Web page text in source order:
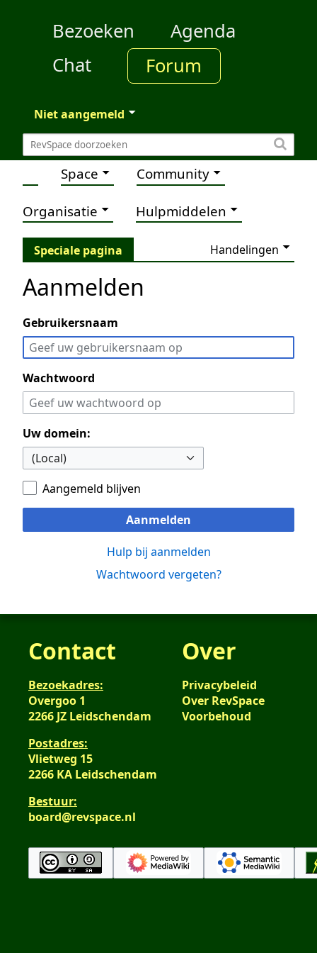
Bezoeken
Agenda
Chat
Forum
Niet aangemeld
Space Community
Organisatie Hulpmiddelen
Speciale pagina Handelingen
Aanmelden
Gebruikersnaam
Wachtwoord
Uw domein:
Aangemeld blijven
Aanmelden
Hulp bij aanmelden
Wachtwoord vergeten?
Contact
Bezoekadres:
Overgoo 1
2266 JZ Leidschendam
Postadres:
Vlietweg 15
2266 KA Leidschendam
Bestuur:
board@revspace.nl
Over
Privacybeleid
Over RevSpace
Voorbehoud